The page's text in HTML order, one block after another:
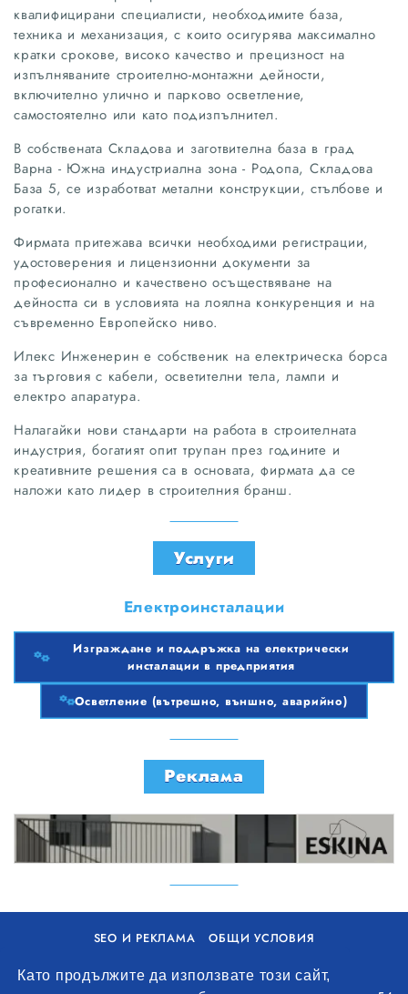
Като продължите да използвате този сайт,
квалифицирани специалисти, необходимите база,
техника и механизация, с които осигурява максимално
кратки срокове, високо качество и прецизност на
изпълняваните строително-монтажни дейности,
включително улично и парково осветление,
самостоятелно или като подизпълнител.
В собствената Складова и заготвителна база в град
Варна - Южна индустриална зона - Родопа, Складова
База 5, се изработват метални конструкции, стълбове и
рогатки.
Фирмата притежава всички необходими регистрации,
удостоверения и лицензионни документи за
професионално и качествено осъществяване на
дейността си в условията на лоялна конкуренция и на
съвременно Европейско ниво.
Илекс Инженерин е собственик на електрическа борса
за търговия с кабели, осветителни тела, лампи и
електро апаратура.
Налагайки нови стандарти на работа в строителната
индустрия, богатият опит трупан през годините и
креативните решения са в основата, фирмата да се
наложи като лидер в строителния бранш.
Услуги
Електроинсталации
Изграждане и поддръжка на електрически
инсталации в предприятия
Осветление (вътрешно, външно, аварийно)
Реклама
SEO И РЕКЛАМА
ОБЩИ УСЛОВИЯ